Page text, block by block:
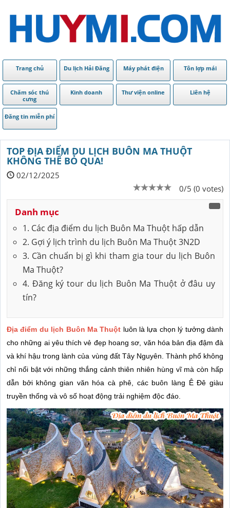
Trang chủ Du lịch Hải Đăng Máy phát điện Tôn lợp mái
Chăm sóc thú
cưng
Kinh doanh Thư viện online Liên hệ
Đăng tin miễn phí
TOP ĐỊA ĐIỂM DU LỊCH BUÔN MA THUỘT
KHÔNG THỂ BỎ QUA!
02/12/2025
0/5 (0 votes)
Danh mục
1. Các địa điểm du lịch Buôn Ma Thuột hấp dẫn
2. Gợi ý lịch trình du lịch Buôn Ma Thuột 3N2D
3. Cần chuẩn bị gì khi tham gia tour du lịch Buôn
Ma Thuột?
4. Đăng ký tour du lịch Buôn Ma Thuột ở đâu uy
tín?
Địa điểm du lịch Buôn Ma Thuột luôn là lựa chọn lý tưởng dành
cho những ai yêu thích vẻ đẹp hoang sơ, văn hóa bản địa đậm đà
và khí hậu trong lành của vùng đất Tây Nguyên. Thành phố không
chỉ nổi bật với những thắng cảnh thiên nhiên hùng vĩ mà còn hấp
dẫn bởi không gian văn hóa cà phê, các buôn làng Ê Đê giàu
truyền thống và vô số hoạt động trải nghiệm độc đáo.